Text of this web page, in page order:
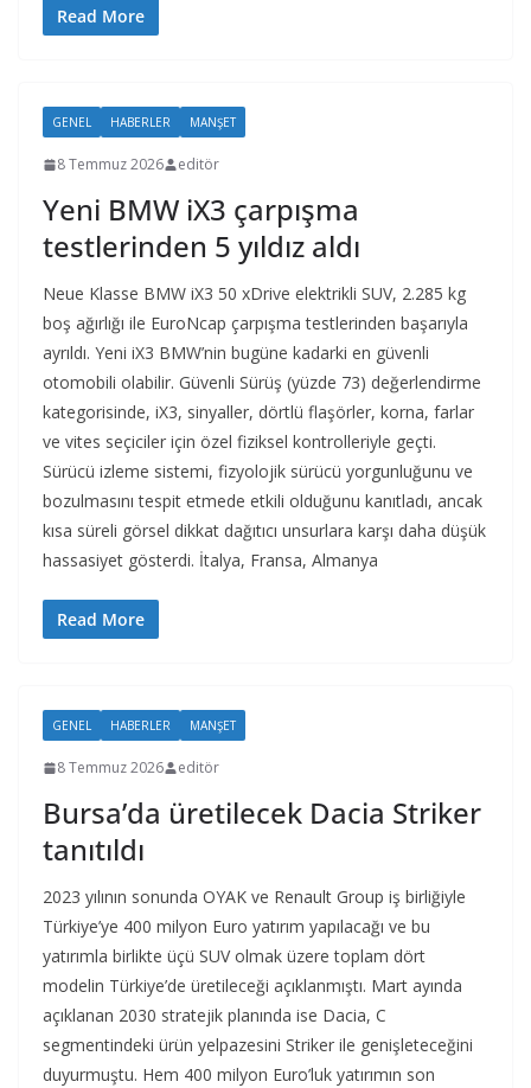
Read More
GENEL HABERLER MANŞET
8 Temmuz 2026 editör
Yeni BMW iX3 çarpışma
testlerinden 5 yıldız aldı
Neue Klasse BMW iX3 50 xDrive elektrikli SUV, 2.285 kg
boş ağırlığı ile EuroNcap çarpışma testlerinden başarıyla
ayrıldı. Yeni iX3 BMW’nin bugüne kadarki en güvenli
otomobili olabilir. Güvenli Sürüş (yüzde 73) değerlendirme
kategorisinde, iX3, sinyaller, dörtlü flaşörler, korna, farlar
ve vites seçiciler için özel fiziksel kontrolleriyle geçti.
Sürücü izleme sistemi, fizyolojik sürücü yorgunluğunu ve
bozulmasını tespit etmede etkili olduğunu kanıtladı, ancak
kısa süreli görsel dikkat dağıtıcı unsurlara karşı daha düşük
hassasiyet gösterdi. İtalya, Fransa, Almanya
Read More
GENEL HABERLER MANŞET
8 Temmuz 2026 editör
Bursa’da üretilecek Dacia Striker
tanıtıldı
2023 yılının sonunda OYAK ve Renault Group iş birliğiyle
Türkiye’ye 400 milyon Euro yatırım yapılacağı ve bu
yatırımla birlikte üçü SUV olmak üzere toplam dört
modelin Türkiye’de üretileceği açıklanmıştı. Mart ayında
açıklanan 2030 stratejik planında ise Dacia, C
segmentindeki ürün yelpazesini Striker ile genişleteceğini
duyurmuştu. Hem 400 milyon Euro’luk yatırımın son